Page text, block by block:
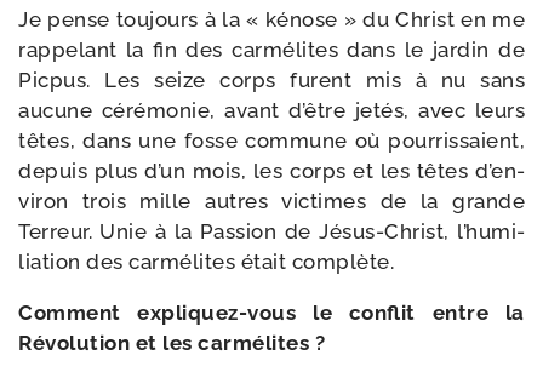
Je pense tou­jours à la « kénose » du Christ en me
rap­pe­lant la fin des car­mé­lites dans le jar­din de
Picpus. Les seize corps furent mis à nu sans
aucune céré­mo­nie, avant d’être jetés, avec leurs
têtes, dans une fos­se com­mune où pour­ris­saient,
depuis plus d’un mois, les corps et les têtes d’en­
vi­ron trois mille autres vic­times de la grande
Terreur. Unie à la Passion de Jésus-​Christ, l’humi­
liation des car­mé­lites était complète.
Comment expliquez-​vous le conflit entre la
Révolution et les carmélites ?